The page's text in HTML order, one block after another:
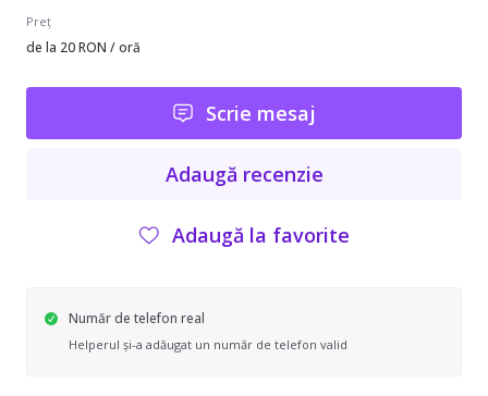
Preț
de la 20 RON / oră
Scrie mesaj
Adaugă recenzie
Adaugă la favorite
Număr de telefon real
Helperul și-a adăugat un număr de telefon valid